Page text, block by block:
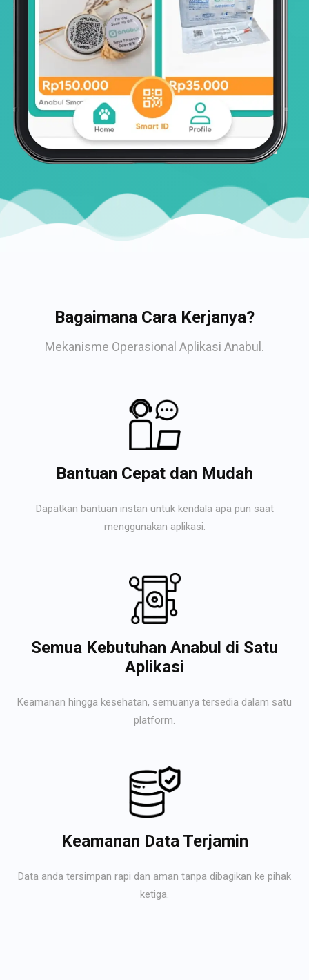
Bagaimana Cara Kerjanya?
Mekanisme Operasional Aplikasi Anabul.
Bantuan Cepat dan Mudah
Dapatkan bantuan instan untuk kendala apa pun saat
menggunakan aplikasi.
Semua Kebutuhan Anabul di Satu
Aplikasi
Keamanan hingga kesehatan, semuanya tersedia dalam satu
platform.
Keamanan Data Terjamin
Data anda tersimpan rapi dan aman tanpa dibagikan ke pihak
ketiga.